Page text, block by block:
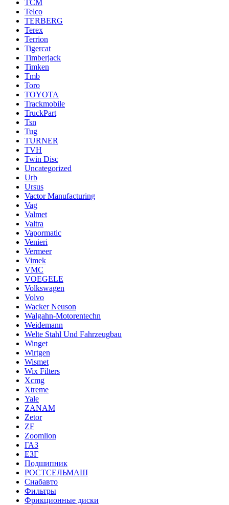
TCM
Telco
TERBERG
Terex
Terrion
Tigercat
Timberjack
Timken
Tmb
Toro
TOYOTA
Trackmobile
TruckPart
Tsn
Tug
TURNER
TVH
Twin Disc
Uncategorized
Urb
Ursus
Vactor Manufacturing
Vag
Valmet
Valtra
Vapormatic
Venieri
Vermeer
Vimek
VMC
VOEGELE
Volkswagen
Volvo
Wacker Neuson
Walgahn-Motorentechn
Weidemann
Welte Stahl Und Fahrzeugbau
Winget
Wirtgen
Wismet
Wix Filters
Xcmg
Xtreme
Yale
ZANAM
Zetor
ZF
Zoomlion
ГАЗ
ЕЗГ
Подшипник
РОСТСЕЛЬМАШ
Снабавто
Фильтры
Фрикционные диски